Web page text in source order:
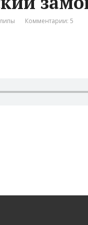
Комментарии: 5